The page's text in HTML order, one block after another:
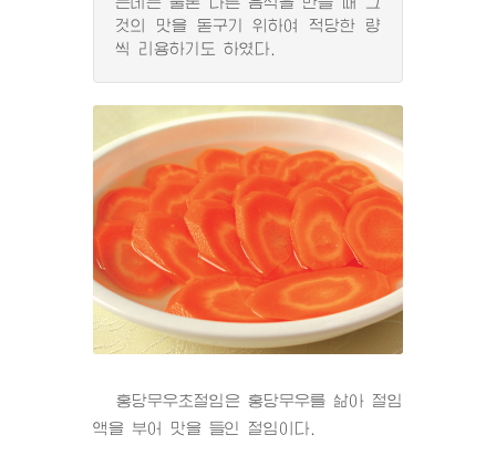
것의 맛을 돋구기 위하여 적당한 량
씩 리용하기도 하였다.
홍당무우초절임은 홍당무우를 삶아 절임
액을 부어 맛을 들인 절임이다.